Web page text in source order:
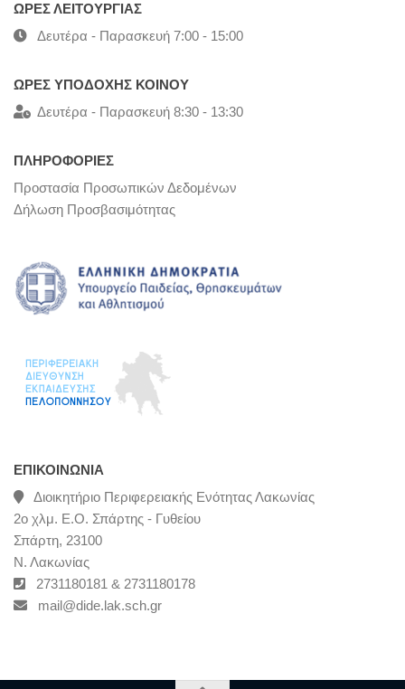
ΩΡΕΣ ΛΕΙΤΟΥΡΓΙΑΣ
Δευτέρα - Παρασκευή 7:00 - 15:00
ΩΡΕΣ ΥΠΟΔΟΧΗΣ ΚΟΙΝΟΥ
Δευτέρα - Παρασκευή 8:30 - 13:30
ΠΛΗΡΟΦΟΡΙΕΣ
Προστασία Προσωπικών Δεδομένων
Δήλωση Προσβασιμότητας
ΕΠΙΚΟΙΝΩΝΊΑ
Διοικητήριο Περιφερειακής Ενότητας Λακωνίας
2ο χλμ. Ε.Ο. Σπάρτης - Γυθείου
Σπάρτη, 23100
Ν. Λακωνίας
2731180181 & 2731180178
mail@dide.lak.sch.gr